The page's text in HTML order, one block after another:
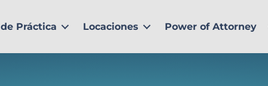
Práctica Locaciones Power of Attorney